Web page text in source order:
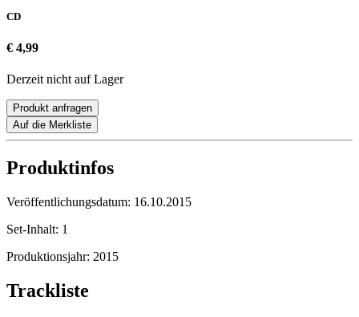
CD
€ 4,99
Derzeit nicht auf Lager
Produkt anfragen
Auf die Merkliste
Produktinfos
Veröffentlichungsdatum: 16.10.2015
Set-Inhalt: 1
Produktionsjahr: 2015
Trackliste